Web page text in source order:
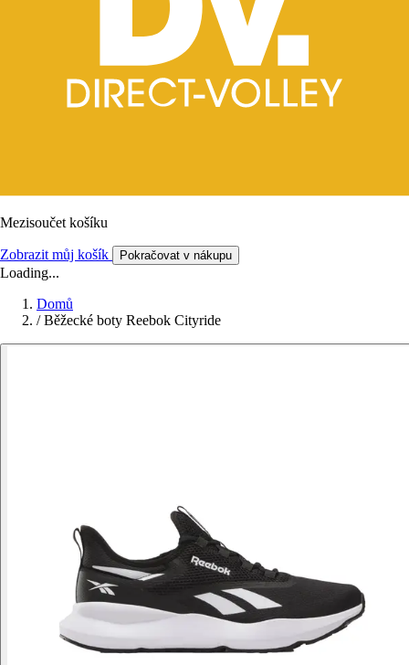
Mezisoučet košíku
Zobrazit můj košík Pokračovat v nákupu
Loading...
Domů
/ Běžecké boty Reebok Cityride